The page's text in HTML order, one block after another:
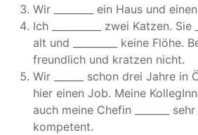
Wir ________ ein Haus und
Ich __________ zwei Katzen. Sie
alt und _________ keine Flöhe.
freundlich und kratzen nicht.
Wir ______ schon drei Jahre in
hier einen Job. Meine
auch meine Chefin _______
kompetent.